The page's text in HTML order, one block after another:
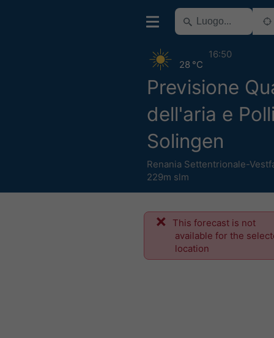
Previsione
dell'aria e
Solingen
Renania Settentrionale-
229m slm
28 °C
16:50
This forecast is not
available for the
location